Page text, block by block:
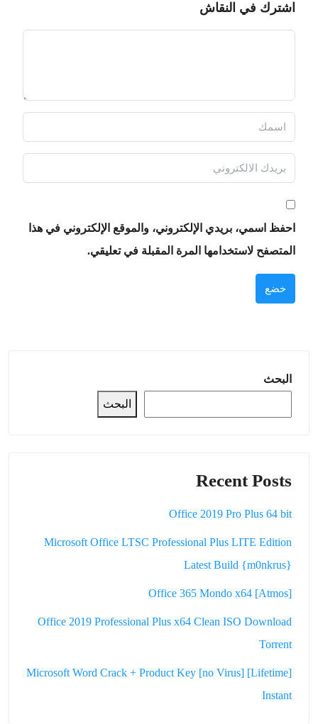
اشترك في النقاش
احفظ اسمي، بريدي الإلكتروني، والموقع الإلكتروني في هذا
المتصفح لاستخدامها المرة المقبلة في تعليقي.
خضع
البحث
البحث
Recent Posts
Office 2019 Pro Plus 64 bit
Microsoft Office LTSC Professional Plus LITE Edition
Latest Build {m0nkrus}
Office 365 Mondo x64 [Atmos]
Office 2019 Professional Plus x64 Clean ISO Dоwnlоad
Torrent
Microsoft Word Crack + Product Key [no Virus] [Lifetime]
Instant